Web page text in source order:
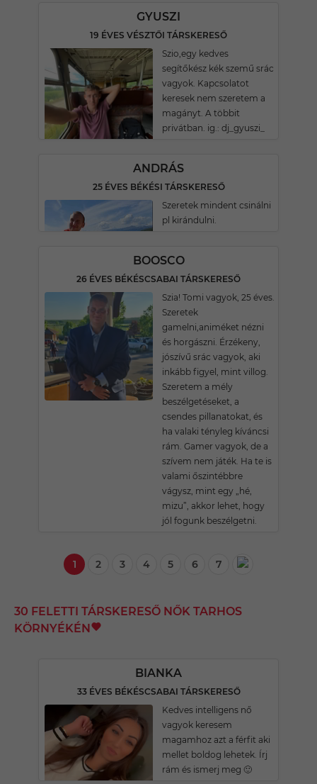
GYUSZI
19 ÉVES VÉSZTŐI TÁRSKERESŐ
Szio,egy kedves
segítőkész kék szemű srác
vagyok. Kapcsolatot
keresek nem szeretem a
magányt. A többit
privátban. ig.: dj_gyuszi_
ANDRÁS
25 ÉVES BÉKÉSI TÁRSKERESŐ
Szeretek mindent csinálni
pl kirándulni.
BOOSCO
26 ÉVES BÉKÉSCSABAI TÁRSKERESŐ
Szia! Tomi vagyok, 25 éves.
Szeretek
gamelni,animéket nézni
és horgászni. Érzékeny,
jószívű srác vagyok, aki
inkább figyel, mint villog.
Szeretem a mély
beszélgetéseket, a
csendes pillanatokat, és
ha valaki tényleg kíváncsi
rám. Gamer vagyok, de a
szívem nem játék. Ha te is
valami őszintébbre
vágysz, mint egy „hé,
mizu”, akkor lehet, hogy
jól fogunk beszélgetni.
1 2 3 4 5 6 7
30 FELETTI TÁRSKERESŐ NŐK TARHOS
KÖRNYÉKÉN
BIANKA
33 ÉVES BÉKÉSCSABAI TÁRSKERESŐ
Kedves intelligens nő
vagyok keresem
magamhoz azt a férfit aki
mellet boldog lehetek. Írj
rám és ismerj meg 🙂